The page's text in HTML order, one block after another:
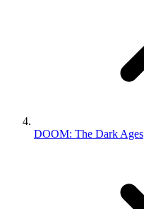
DOOM: The Dark Ages